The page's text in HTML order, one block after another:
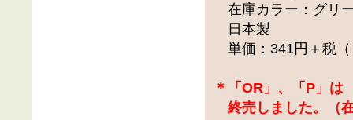
在庫カラー：グリ
日本製
単価：341円＋税（
＊「OR」、「P」は
終売しました。（